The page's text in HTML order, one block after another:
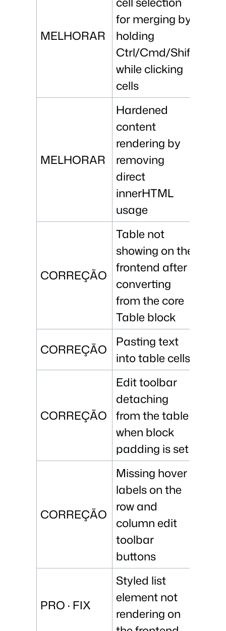
MELHORAR
for merging by
holding
Ctrl/Cmd/Shift
while clicking
cells
MELHORAR
Hardened
content
rendering by
removing
direct
innerHTML
usage
CORREÇÃO
Table not
showing on the
frontend after
converting
from the core
Table block
CORREÇÃO
Pasting text
into table cells
CORREÇÃO
Edit toolbar
detaching
from the table
when block
padding is set
CORREÇÃO
Missing hover
labels on the
row and
column edit
toolbar
buttons
PRO · FIX
Styled list
element not
rendering on